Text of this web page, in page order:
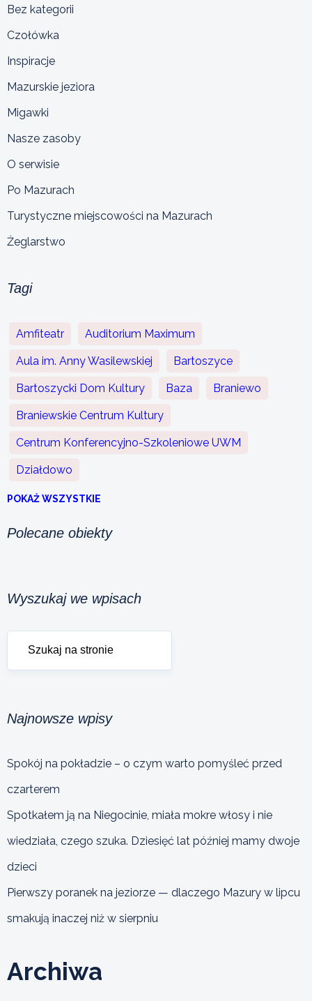
Bez kategorii
Czołówka
Inspiracje
Mazurskie jeziora
Migawki
Nasze zasoby
O serwisie
Po Mazurach
Turystyczne miejscowości na Mazurach
Żeglarstwo
Tagi
Amfiteatr Auditorium Maximum
Aula im. Anny Wasilewskiej Bartoszyce
Bartoszycki Dom Kultury Baza Braniewo
Braniewskie Centrum Kultury
Centrum Konferencyjno-Szkoleniowe UWM
Działdowo
POKAŻ WSZYSTKIE
Polecane obiekty
Wyszukaj we wpisach
Najnowsze wpisy
Spokój na pokładzie – o czym warto pomyśleć przed
czarterem
Spotkałem ją na Niegocinie, miała mokre włosy i nie
wiedziała, czego szuka. Dziesięć lat później mamy dwoje
dzieci
Pierwszy poranek na jeziorze — dlaczego Mazury w lipcu
smakują inaczej niż w sierpniu
Archiwa